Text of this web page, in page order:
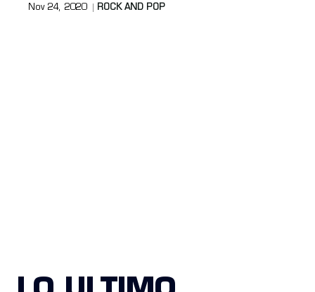
Nov 24, 2020 ROCK AND POP